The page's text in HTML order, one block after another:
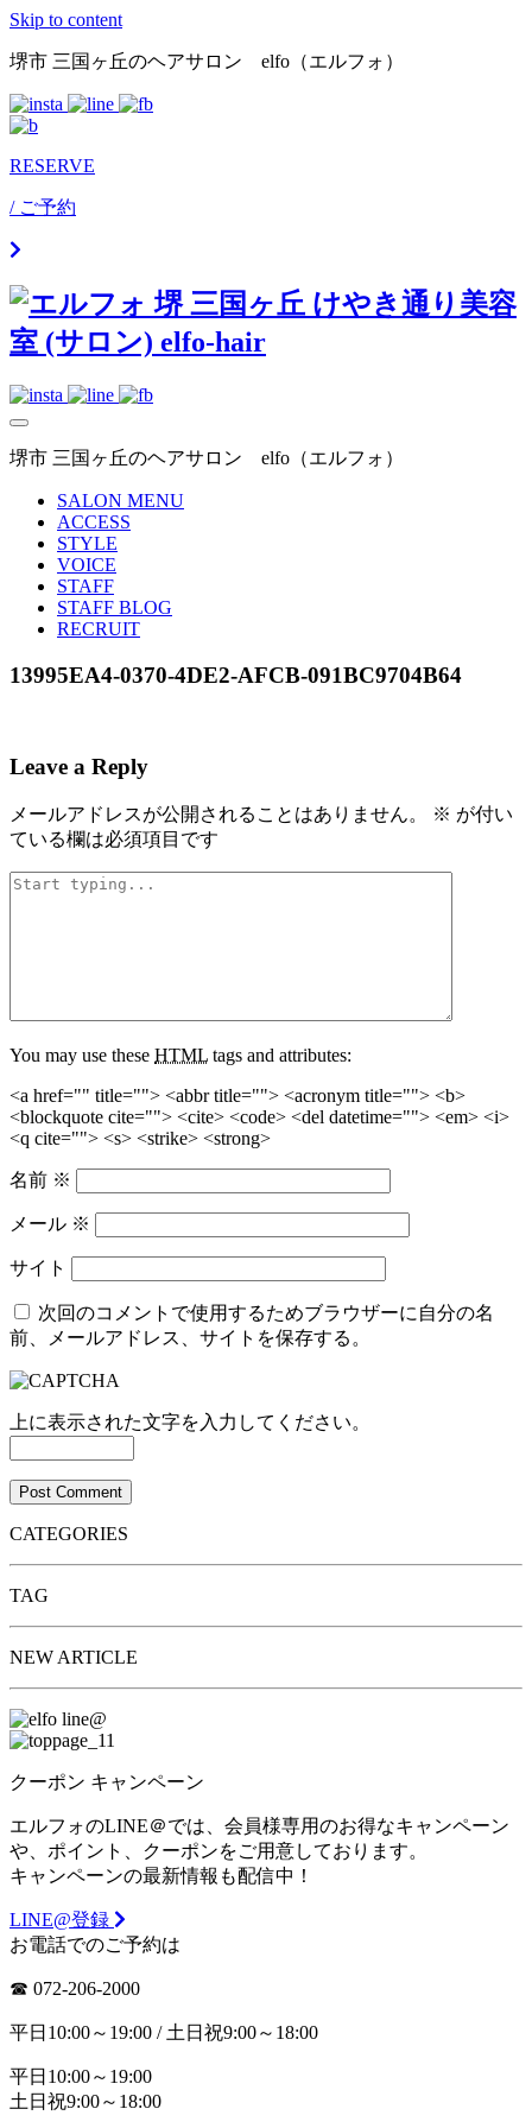
Skip to content
堺市 三国ヶ丘のヘアサロン elfo（エルフォ）
RESERVE
/ ご予約
堺市 三国ヶ丘のヘアサロン elfo（エルフォ）
SALON MENU
ACCESS
STYLE
VOICE
STAFF
STAFF BLOG
RECRUIT
13995EA4-0370-4DE2-AFCB-091BC9704B64
Leave a Reply
メールアドレスが公開されることはありません。 ※ が付い
ている欄は必須項目です
You may use these HTML tags and attributes:
<a href="" title=""> <abbr title=""> <acronym title=""> <b>
<blockquote cite=""> <cite> <code> <del datetime=""> <em> <i>
<q cite=""> <s> <strike> <strong>
名前 ※
メール ※
サイト
次回のコメントで使用するためブラウザーに自分の名
前、メールアドレス、サイトを保存する。
上に表示された文字を入力してください。
CATEGORIES
TAG
NEW ARTICLE
クーポン キャンペーン
エルフォのLINE＠では、会員様専用のお得なキャンペーン
や、ポイント、クーポンをご用意しております。
キャンペーンの最新情報も配信中！
LINE@登録
お電話でのご予約は
☎︎ 072-206-2000
平日10:00～19:00 / 土日祝9:00～18:00
平日10:00～19:00
土日祝9:00～18:00